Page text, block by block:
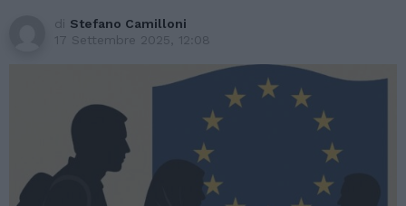
di Stefano Camilloni
17 Settembre 2025, 12:08